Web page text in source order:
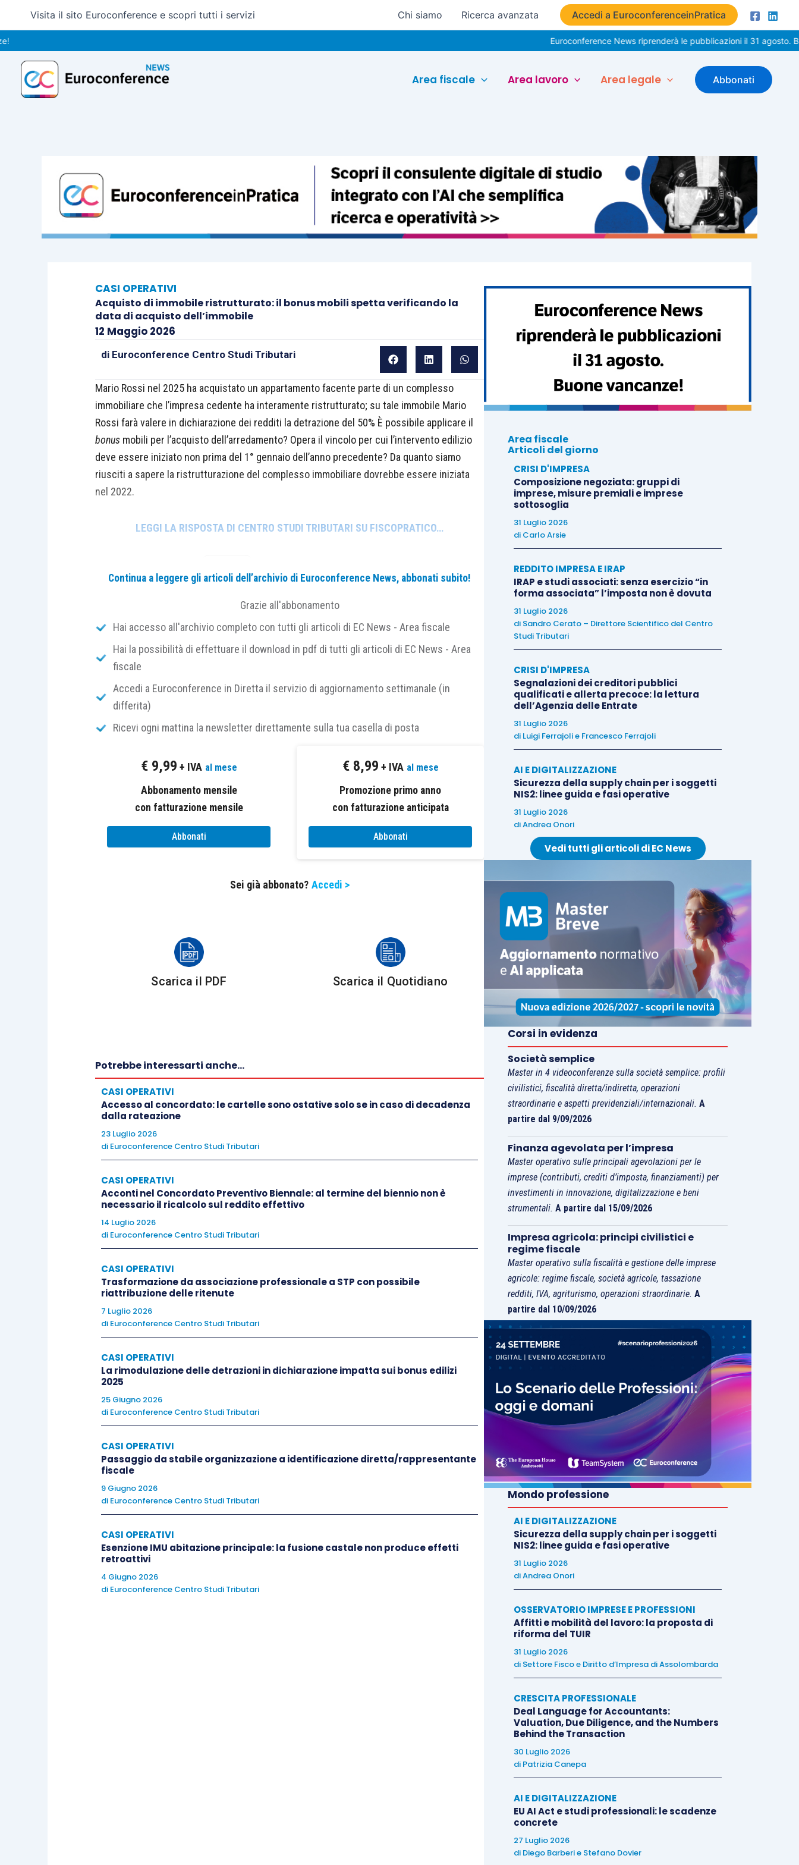
contenuto
Visita il sito Euroconference e scopri tutti i servizi Chi siamo Ricerca avanzata Accedi a EuroconferenceinPratica
Euroconference News riprenderà le pubblicazioni il 31 agosto. Buone
Area fiscale Area lavoro Area legale Abbonati
CASI OPERATIVI
Acquisto di immobile ristrutturato: il bonus mobili spetta verificando la
data di acquisto dell’immobile
12 Maggio 2026
di Euroconference Centro Studi Tributari
Mario Rossi nel 2025 ha acquistato un appartamento facente parte di un complesso
immobiliare che l’impresa cedente ha interamente ristrutturato; su tale immobile Mario
Rossi farà valere in dichiarazione dei redditi la detrazione del 50% È possibile applicare il
bonus mobili per l’acquisto dell’arredamento? Opera il vincolo per cui l’intervento edilizio
deve essere iniziato non prima del 1° gennaio dell’anno precedente? Da quanto siamo
riusciti a sapere la ristrutturazione del complesso immobiliare dovrebbe essere iniziata
nel 2022.
LEGGI LA RISPOSTA DI CENTRO STUDI TRIBUTARI SU FISCOPRATICO…
solo dagli abbonati di FiscoPratico.
Continua a leggere gli articoli dell’archivio di Euroconference News, abbonati subito!
Grazie all'abbonamento
Hai accesso all'archivio completo con tutti gli articoli di EC News - Area fiscale
Hai la possibilità di effettuare il download in pdf di tutti gli articoli di EC News - Area
fiscale
Accedi a Euroconference in Diretta il servizio di aggiornamento settimanale (in
differita)
Ricevi ogni mattina la newsletter direttamente sulla tua casella di posta
€ 9,99 + IVA al mese
Abbonamento mensile
con fatturazione mensile
Abbonati
€ 8,99 + IVA al mese
Promozione primo anno
con fatturazione anticipata
Abbonati
Sei già abbonato? Accedi >
Scarica il PDF Scarica il Quotidiano
Potrebbe interessarti anche...
CASI OPERATIVI
Accesso al concordato: le cartelle sono ostative solo se in caso di decadenza
dalla rateazione
23 Luglio 2026
di Euroconference Centro Studi Tributari
CASI OPERATIVI
Acconti nel Concordato Preventivo Biennale: al termine del biennio non è
necessario il ricalcolo sul reddito effettivo
14 Luglio 2026
di Euroconference Centro Studi Tributari
CASI OPERATIVI
Trasformazione da associazione professionale a STP con possibile
riattribuzione delle ritenute
7 Luglio 2026
di Euroconference Centro Studi Tributari
CASI OPERATIVI
La rimodulazione delle detrazioni in dichiarazione impatta sui bonus edilizi
2025
25 Giugno 2026
di Euroconference Centro Studi Tributari
CASI OPERATIVI
Passaggio da stabile organizzazione a identificazione diretta/rappresentante
fiscale
9 Giugno 2026
di Euroconference Centro Studi Tributari
CASI OPERATIVI
Esenzione IMU abitazione principale: la fusione castale non produce effetti
retroattivi
4 Giugno 2026
di Euroconference Centro Studi Tributari
Area fiscale
Articoli del giorno
CRISI D'IMPRESA
Composizione negoziata: gruppi di
imprese, misure premiali e imprese
sottosoglia
31 Luglio 2026
di Carlo Arsie
REDDITO IMPRESA E IRAP
IRAP e studi associati: senza esercizio “in
forma associata” l’imposta non è dovuta
31 Luglio 2026
di Sandro Cerato – Direttore Scientifico del Centro
Studi Tributari
CRISI D'IMPRESA
Segnalazioni dei creditori pubblici
qualificati e allerta precoce: la lettura
dell’Agenzia delle Entrate
31 Luglio 2026
di Luigi Ferrajolie Francesco Ferrajoli
AI E DIGITALIZZAZIONE
Sicurezza della supply chain per i soggetti
NIS2: linee guida e fasi operative
31 Luglio 2026
diAndrea Onori
Vedi tutti gli articoli di EC News
Corsi in evidenza
Società semplice
Master in 4 videoconferenze sulla società semplice: profili
civilistici, fiscalità diretta/indiretta, operazioni
straordinarie e aspetti previdenziali/internazionali.A
partire dal 9/09/2026
Finanza agevolata per l’impresa
Master operativo sulle principali agevolazioni per le
imprese (contributi, crediti d’imposta, finanziamenti) per
investimenti in innovazione, digitalizzazione e beni
strumentali. A partire dal 15/09/2026
Impresa agricola: principi civilistici e
regime fiscale
Master operativo sulla fiscalità e gestione delle imprese
agricole: regime fiscale, società agricole, tassazione
redditi, IVA, agriturismo, operazioni straordinarie.A
partire dal 10/09/2026
Mondo professione
AI E DIGITALIZZAZIONE
Sicurezza della supply chain per i soggetti
NIS2: linee guida e fasi operative
31 Luglio 2026
diAndrea Onori
OSSERVATORIO IMPRESE E PROFESSIONI
Affitti e mobilità del lavoro: la proposta di
riforma del TUIR
31 Luglio 2026
di Settore Fisco e Diritto d’Impresa di Assolombarda
CRESCITA PROFESSIONALE
Deal Language for Accountants:
Valuation, Due Diligence, and the Numbers
Behind the Transaction
30 Luglio 2026
di Patrizia Canepa
AI E DIGITALIZZAZIONE
EU AI Act e studi professionali: le scadenze
concrete
27 Luglio 2026
di Diego Barberie Stefano Dovier